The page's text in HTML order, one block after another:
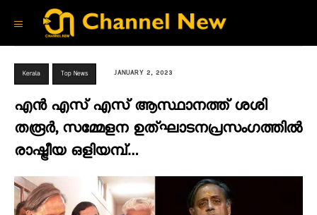
Kerala Top News JANUARY 2, 2023
എന്‍ എസ് എസ് ആസ്ഥാനത്ത് ശശി
തരൂർ, സമ്മേളന ഉത്‌ഘാടനപ്രസംഗത്തിൽ
രാഷ്ട്രീയ ഒളിയമ്പ്…